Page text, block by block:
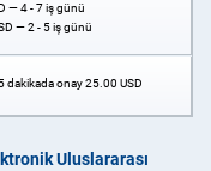
— 4 - 7 iş günü
— 2 - 5 iş günü
5 dakikada onay25.00 USD
Uluslararası